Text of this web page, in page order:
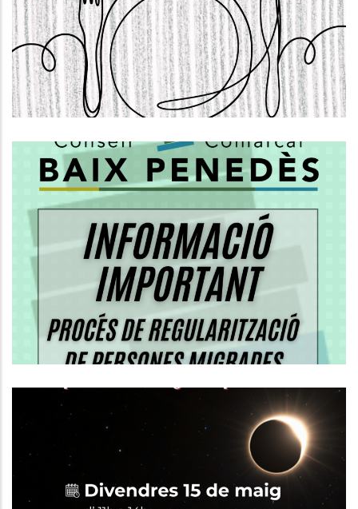
MENJADOR. CURS 2026-2027
Educació ,S. socials
Informació Important Sobre El
PROCÉS DE REGULARITZACIÓ DE
PERSONES MIGRADES
S. socials
Calafell Acollirà Una Jornada
Sobre L’eclipsi Solar Total 2026 I El
Seu Impacte Econòmic I